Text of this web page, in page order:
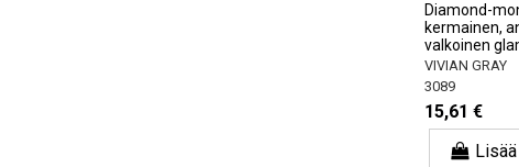
Diamond-
kermainen,
valkoinen
VIVIAN GRAY
3089
15,61 €